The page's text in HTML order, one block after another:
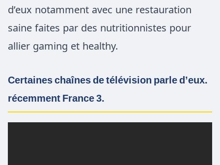
d’eux notamment avec une restauration
saine faites par des nutritionnistes pour
allier gaming et healthy.
Certaines chaînes de télévision parle d’eux.
récemment France 3.